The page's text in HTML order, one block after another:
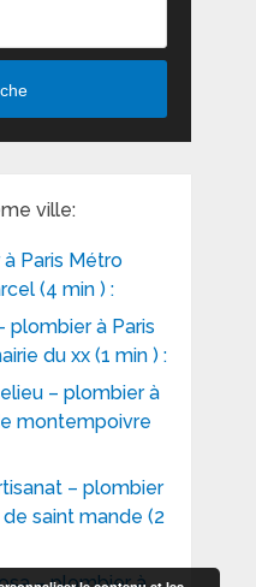
ville:
Paris Métro
(4 min ) :
plombier à Paris
du xx (1 min ) :
– plombier à
montempoivre
– plombier
saint mande (2